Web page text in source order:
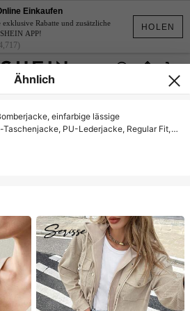
HOLEN
Einkaufen
exklusive Rabatte und zusätzliche
APP!
Ähnlich
einfarbige lässige
Taschenjacke, PU-Lederjacke, Regular Fit,